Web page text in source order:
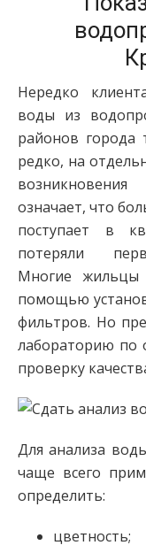
Нередко
воды из
районов города
редко, на
означает, что
поступает в
потеряли
Многие жильцы
помощью
фильтров. Но
лабораторию по
проверку
Для анализа
чаще всего
определить:
цветность;